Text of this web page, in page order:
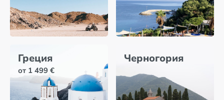
Греция
от 1 499 €
Черногория